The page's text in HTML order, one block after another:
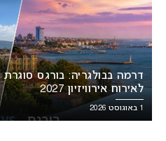
דרמה בבולגריה: בורגס
לאירוח אירוויזיון 2027
1 באוגוסט 2026